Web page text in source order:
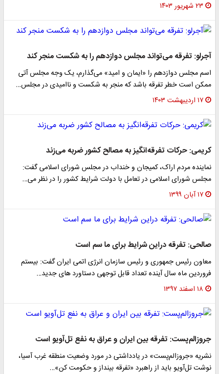
۲۳ شهریور ۱۴۰۳
آجرلو: تفرقه می‌تواند مجلس دوازدهم را به شکست منجر کند
اسم مجلس دوازدهم را «ایمان و امید» می‌گذارم، یک وجه مجلس آتی
ممکن است خطر تفرقه باشد که منجر به شکست و ناامیدی در مجلس…
۱۷ اردیبهشت ۱۴۰۳
کریمی: حرکات تفرقه‌انگیز به مصالح کشور ضربه می‌زند
نماینده مردم اراک، کمیجان و خنداب در مجلس شورای اسلامی گفت:
مجلس شورای اسلامی در تعامل با دولت شرایط کشور را در نظر می‌…
۱۷ آبان ۱۳۹۹
صالحی: تفرقه دراین شرایط برای ما سم است
معاون رئیس جمهوری و رئیس سازمان انرژی اتمی ایران گفت: بیستم
فروردین ماه سال آینده تعداد قابل توجهی دستاورد های جدید…
۱۸ اسفند ۱۳۹۷
جروزالم‌پست: تفرقه بین ایران و عراق به نفع تل‌آویو است
نشریه «جروزالم‌پست» در یادداشتی در مورد وضعیت منطقه غرب آسیا،
نوشت تل‌آویو باید از راهبرد «تفرقه بینداز و حکومت کن»…